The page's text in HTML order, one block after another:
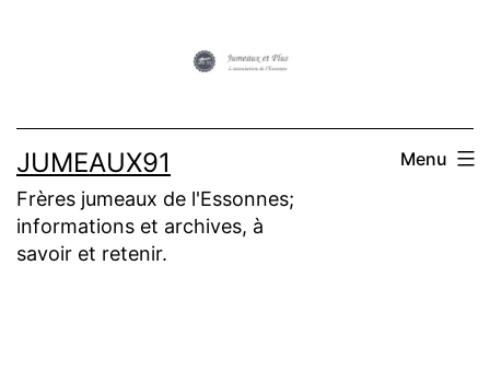
JUMEAUX91
Frères jumeaux de l'Essonnes;
informations et archives, à
savoir et retenir.
Menu